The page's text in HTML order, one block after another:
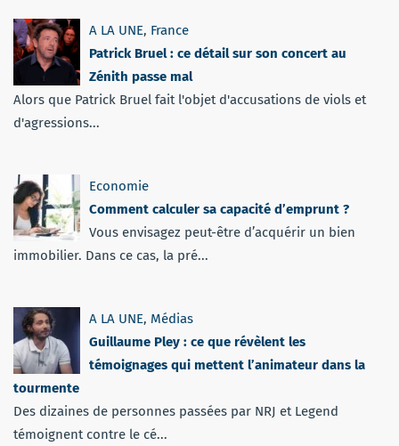
A LA UNE, France
Patrick Bruel : ce détail sur son concert au
Zénith passe mal
Alors que Patrick Bruel fait l'objet d'accusations de viols et
d'agressions...
Economie
Comment calculer sa capacité d’emprunt ?
Vous envisagez peut-être d’acquérir un bien
immobilier. Dans ce cas, la pré...
A LA UNE, Médias
Guillaume Pley : ce que révèlent les
témoignages qui mettent l’animateur dans la
tourmente
Des dizaines de personnes passées par NRJ et Legend
témoignent contre le cé...